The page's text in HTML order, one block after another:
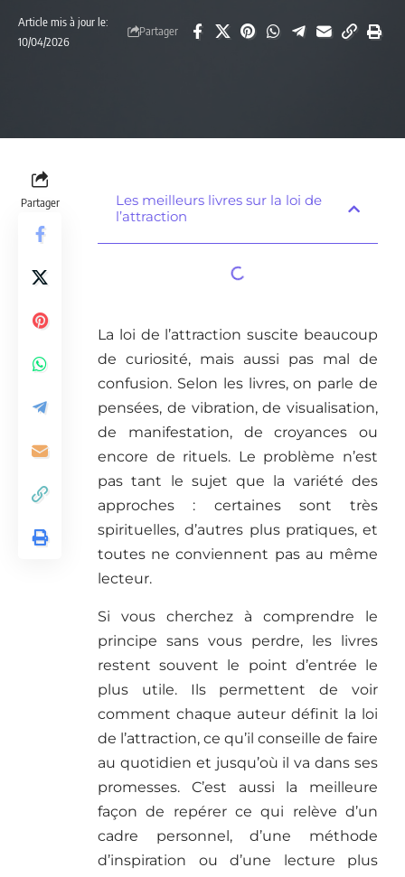
Article mis à jour le:
10/04/2026
Partager
Partager
Les meilleurs livres sur la loi de
l’attraction
La loi de l’attraction suscite beaucoup
de curiosité, mais aussi pas mal de
confusion. Selon les livres, on parle de
pensées, de vibration, de visualisation,
de manifestation, de croyances ou
encore de rituels. Le problème n’est
pas tant le sujet que la variété des
approches : certaines sont très
spirituelles, d’autres plus pratiques, et
toutes ne conviennent pas au même
lecteur.
Si vous cherchez à comprendre le
principe sans vous perdre, les livres
restent souvent le point d’entrée le
plus utile. Ils permettent de voir
comment chaque auteur définit la loi
de l’attraction, ce qu’il conseille de faire
au quotidien et jusqu’où il va dans ses
promesses. C’est aussi la meilleure
façon de repérer ce qui relève d’un
cadre personnel, d’une méthode
d’inspiration ou d’une lecture plus